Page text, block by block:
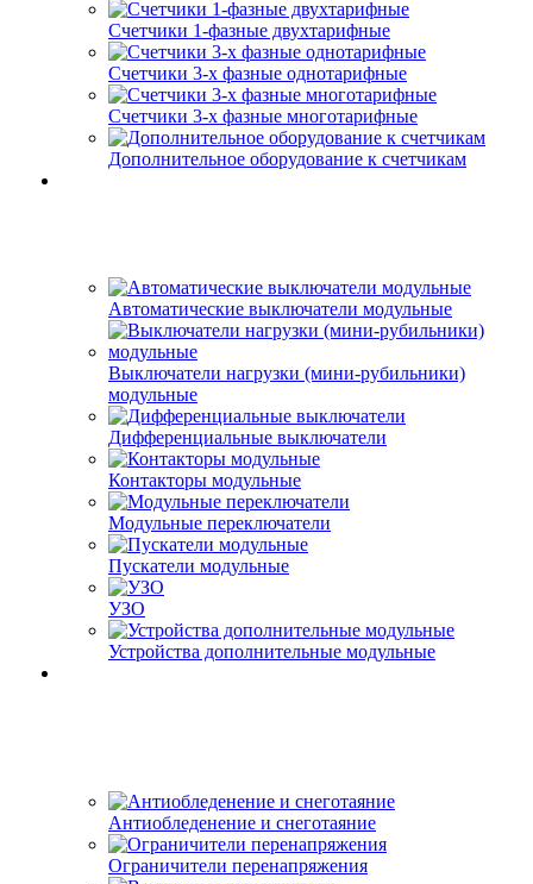
Счетчики 1-фазные двухтарифные
Счетчики 3-х фазные однотарифные
Счетчики 3-х фазные многотарифные
Дополнительное оборудование к счетчикам
Автоматические выключатели модульные
Выключатели нагрузки (мини-рубильники)
модульные
Дифференциальные выключатели
Контакторы модульные
Модульные переключатели
Пускатели модульные
УЗО
Устройства дополнительные модульные
Антиобледенение и снеготаяние
Ограничители перенапряжения